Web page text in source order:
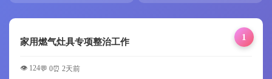
1
家用燃气灶具专项整治工作
👁️ 124💬 0⏰ 2天前